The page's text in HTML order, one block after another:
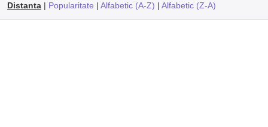
Distanta| Popularitate | Alfabetic (A-Z) | Alfabetic (Z-A)